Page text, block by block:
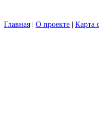
Главная | О проекте | Карта